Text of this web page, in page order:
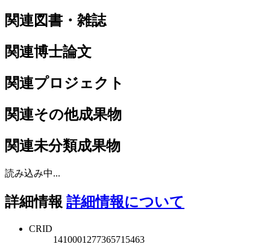
関連図書・雑誌
関連博士論文
関連プロジェクト
関連その他成果物
関連未分類成果物
読み込み中...
詳細情報 詳細情報について
CRID
1410001277365715463